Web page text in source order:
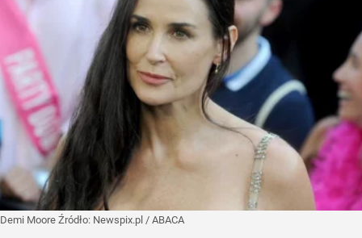
Demi Moore Źródło: Newspix.pl / ABACA